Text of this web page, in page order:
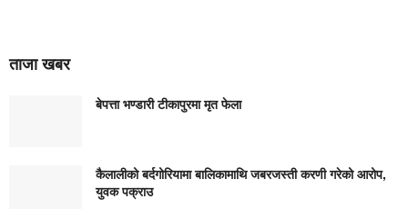
ताजा खबर
बेपत्ता भण्डारी टीकापुरमा मृत फेला
कैलालीको बर्दगोरियामा बालिकामाथि जबरजस्ती करणी गरेको आरोप,
युवक पक्राउ